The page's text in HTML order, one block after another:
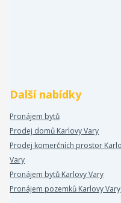
Další nabídky
Pronájem bytů
Prodej domů Karlovy Vary
Prodej komerčních prostor
Vary
Pronájem bytů Karlovy Vary
Pronájem pozemků Karlovy Vary